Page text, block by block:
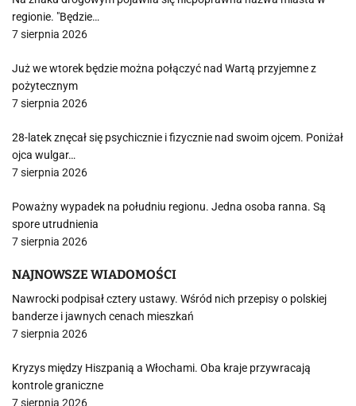
regionie. "Będzie…
7 sierpnia 2026
Już we wtorek będzie można połączyć nad Wartą przyjemne z
pożytecznym
7 sierpnia 2026
28-latek znęcał się psychicznie i fizycznie nad swoim ojcem. Poniżał
ojca wulgar…
7 sierpnia 2026
Poważny wypadek na południu regionu. Jedna osoba ranna. Są
spore utrudnienia
7 sierpnia 2026
NAJNOWSZE WIADOMOŚCI
Nawrocki podpisał cztery ustawy. Wśród nich przepisy o polskiej
banderze i jawnych cenach mieszkań
7 sierpnia 2026
Kryzys między Hiszpanią a Włochami. Oba kraje przywracają
kontrole graniczne
7 sierpnia 2026